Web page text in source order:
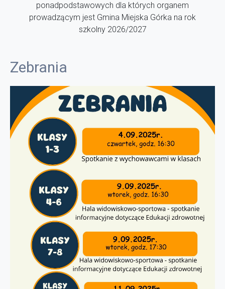
ponadpodstawowych dla których organem
prowadzącym jest Gmina Miejska Górka na rok
szkolny 2026/2027
Zebrania